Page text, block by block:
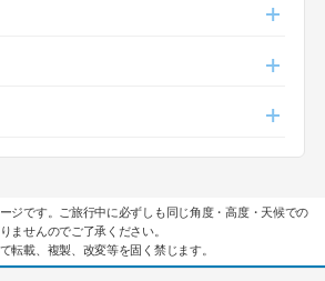
設定する
設定する
設定する
設定する
設定する
設定する
設定する
ジです。ご旅行中に必ずしも同じ角度・高度・天候での
ませんのでご了承ください。
転載、複製、改変等を固く禁じます。